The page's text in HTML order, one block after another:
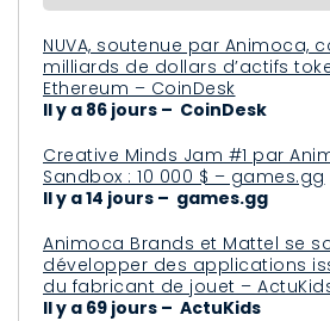
NUVA, soutenue par Animoca,
milliards de dollars d’actifs
Ethereum – CoinDesk
Il y a 86 jours – CoinDesk
Creative Minds Jam #1 par
Sandbox : 10 000 $ – games.gg
Il y a 14 jours – games.gg
Animoca Brands et Mattel se
développer des applications
du fabricant de jouet –
Il y a 69 jours – ActuKids